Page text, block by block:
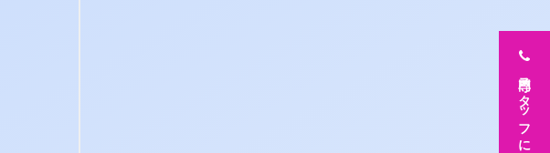
専門スタッフに相談